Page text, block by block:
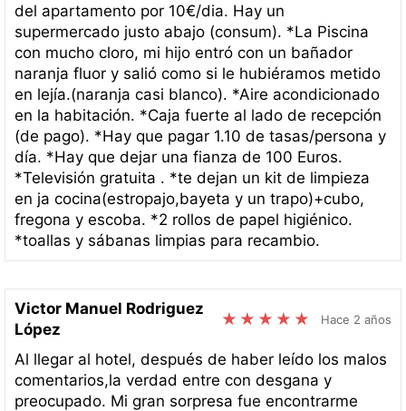
del apartamento por 10€/dia. Hay un
supermercado justo abajo (consum). *La Piscina
con mucho cloro, mi hijo entró con un bañador
naranja fluor y salió como si le hubiéramos metido
en lejía.(naranja casi blanco). *Aire acondicionado
en la habitación. *Caja fuerte al lado de recepción
(de pago). *Hay que pagar 1.10 de tasas/persona y
día. *Hay que dejar una fianza de 100 Euros.
*Televisión gratuita . *te dejan un kit de limpieza
en ja cocina(estropajo,bayeta y un trapo)+cubo,
fregona y escoba. *2 rollos de papel higiénico.
*toallas y sábanas limpias para recambio.
Victor Manuel Rodriguez
López
Hace 2 años
Al llegar al hotel, después de haber leído los malos
comentarios,la verdad entre con desgana y
preocupado. Mi gran sorpresa fue encontrarme